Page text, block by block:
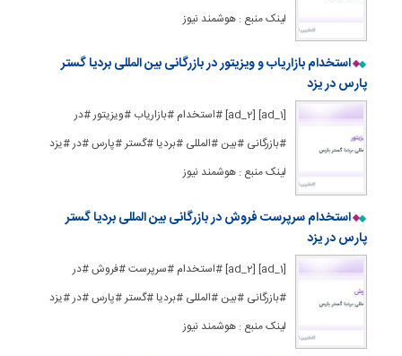
لینک منبع : هوشمند نیوز
استخدام بازاریاب و ویزیتور در بازرگانی بین المللی بردیا گستر
پارس در یزد
[ad_1] [ad_2] #استخدام #بازاریاب #ویزیتور #در
#بازرگانی #بین #المللی #بردیا #گستر #پارس #در #یزد
لینک منبع : هوشمند نیوز
استخدام سرپرست فروش در بازرگانی بین المللی بردیا گستر
پارس در یزد
[ad_1] [ad_2] #استخدام #سرپرست #فروش #در
#بازرگانی #بین #المللی #بردیا #گستر #پارس #در #یزد
لینک منبع : هوشمند نیوز